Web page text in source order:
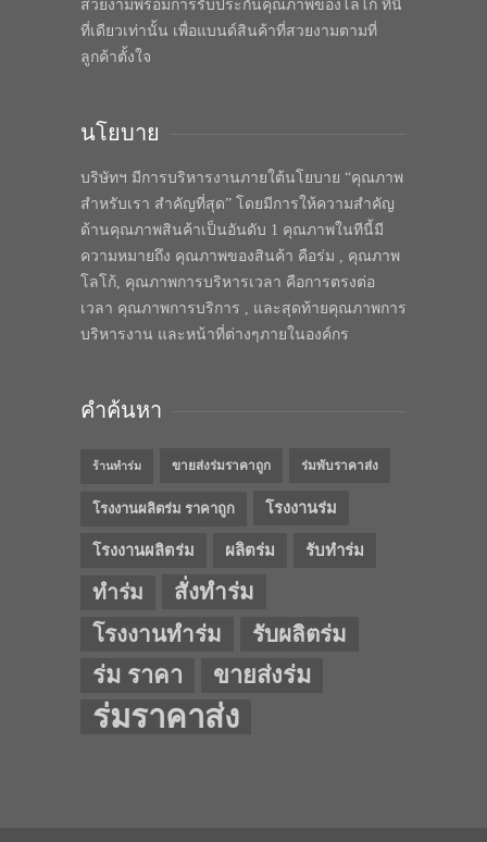
สวยงามพร้อมการรับประกันคุณภาพของโลโก้ ที่นี่
ที่เดียวเท่านั้น เพื่อแบนด์สินค้าที่สวยงามตามที่
ลูกค้าตั้งใจ
นโยบาย
บริษัทฯ มีการบริหารงานภายใต้นโยบาย “คุณภาพ
สำหรับเรา สำคัญที่สุด” โดยมีการให้ความสำคัญ
ด้านคุณภาพสินค้าเป็นอันดับ 1 คุณภาพในทีนี้มี
ความหมายถึง คุณภาพของสินค้า คือร่ม , คุณภาพ
โลโก้, คุณภาพการบริหารเวลา คือการตรงต่อ
เวลา คุณภาพการบริการ , และสุดท้ายคุณภาพการ
บริหารงาน และหน้าที่ต่างๆภายในองค์กร
คำค้นหา
ร้านทำร่ม ขายส่งร่มราคาถูก ร่มพับราคาส่ง
โรงงานผลิตร่ม ราคาถูก โรงงานร่ม
โรงงานผลิตร่ม ผลิตร่ม รับทำร่ม
ทำร่ม
สั่งทำร่ม
โรงงานทำร่ม
รับผลิตร่ม
ร่ม ราคา ขายส่งร่ม
ร่มราคาส่ง